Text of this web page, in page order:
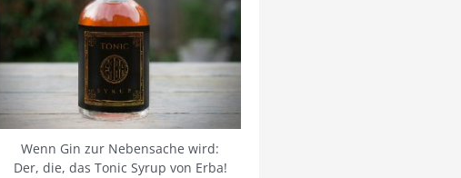
Wenn Gin zur Nebensache wird:
Der, die, das Tonic Syrup von Erba!